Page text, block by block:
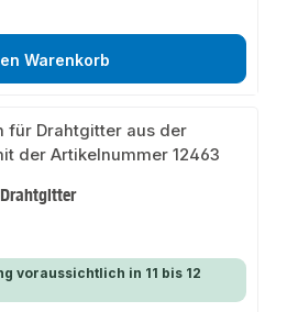
Warenkorb
voraussichtlich in 11 bis 12